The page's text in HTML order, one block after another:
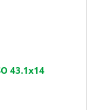
43.1x14